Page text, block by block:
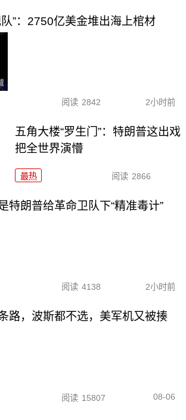
”：2750亿美金堆出海上棺材
阅读 2842 2小时前
五角大楼“罗生门”：特朗普这出戏
把全世界演懵
最热 阅读 2866
特朗普给革命卫队下“精准毒计”
阅读 4138 2小时前
路，波斯都不选，美军机又被揍
阅读 15807 08-06